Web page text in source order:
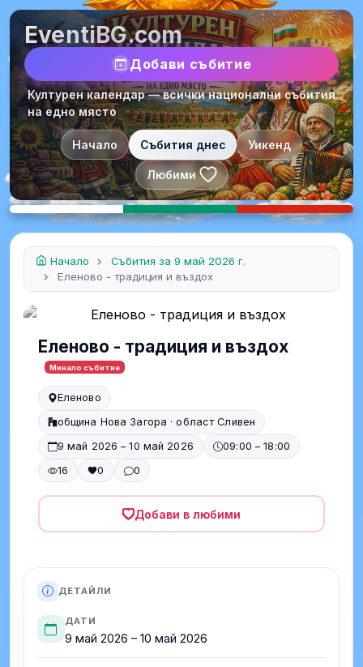
EventiBG.com
Добави събитие
Културен календар — всички национални събития
на едно място
Начало Събития днес Уикенд
Любими
Начало
Събития за 9 май 2026 г.
Еленово - традиция и въздох
Еленово - традиция и въздох
Минало събитие
Еленово
община Нова Загора · област Сливен
9 май 2026 – 10 май 2026
09:00 – 18:00
16
0 0
Добави в любими
ДЕТАЙЛИ
ДАТИ
9 май 2026 – 10 май 2026